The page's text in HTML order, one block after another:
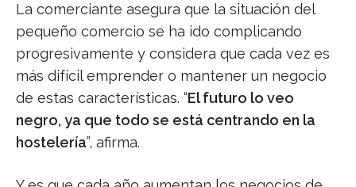
La comerciante asegura que la situación del
pequeño comercio se ha ido complicando
progresivamente y considera que cada vez es
más difícil emprender o mantener un negocio
de estas características. “El futuro lo veo
negro, ya que todo se está centrando en la
hostelería”, afirma.